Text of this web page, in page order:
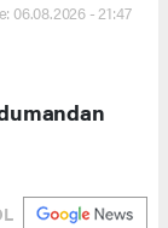
06.08.2026 - 21:47